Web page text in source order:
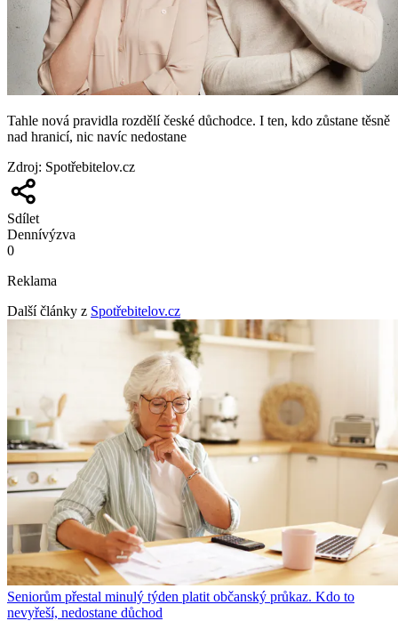
Tahle nová pravidla rozdělí české důchodce. I ten, kdo zůstane těsně
nad hranicí, nic navíc nedostane
Zdroj: Spotřebitelov.cz
Sdílet
Dennívýzva
0
Reklama
Další články z Spotřebitelov.cz
Seniorům přestal minulý týden platit občanský průkaz. Kdo to
nevyřeší, nedostane důchod